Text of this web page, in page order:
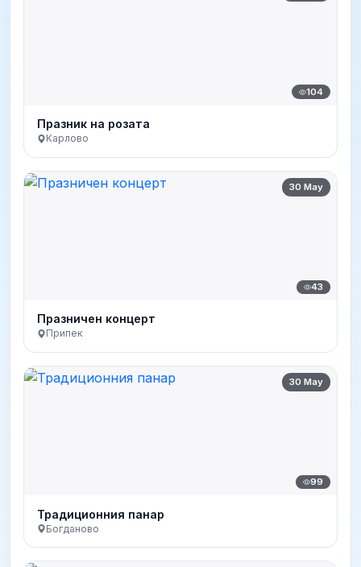
104
Празник на розата
Карлово
30 May
43
Празничен концерт
Припек
30 May
99
Традиционния панар
Богданово